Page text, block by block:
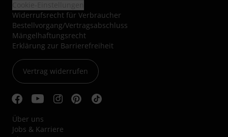
Widerrufsrecht für Verbraucher
Bestellvorgang/Vertragsabschluss
Mängelhaftungsrecht
Erklärung zur Barrierefreiheit
Vertrag widerrufen
Über uns
Jobs & Karriere